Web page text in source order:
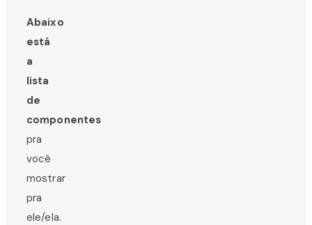
Abaixo
está
a
lista
de
componentes
pra
você
mostrar
pra
ele/ela.